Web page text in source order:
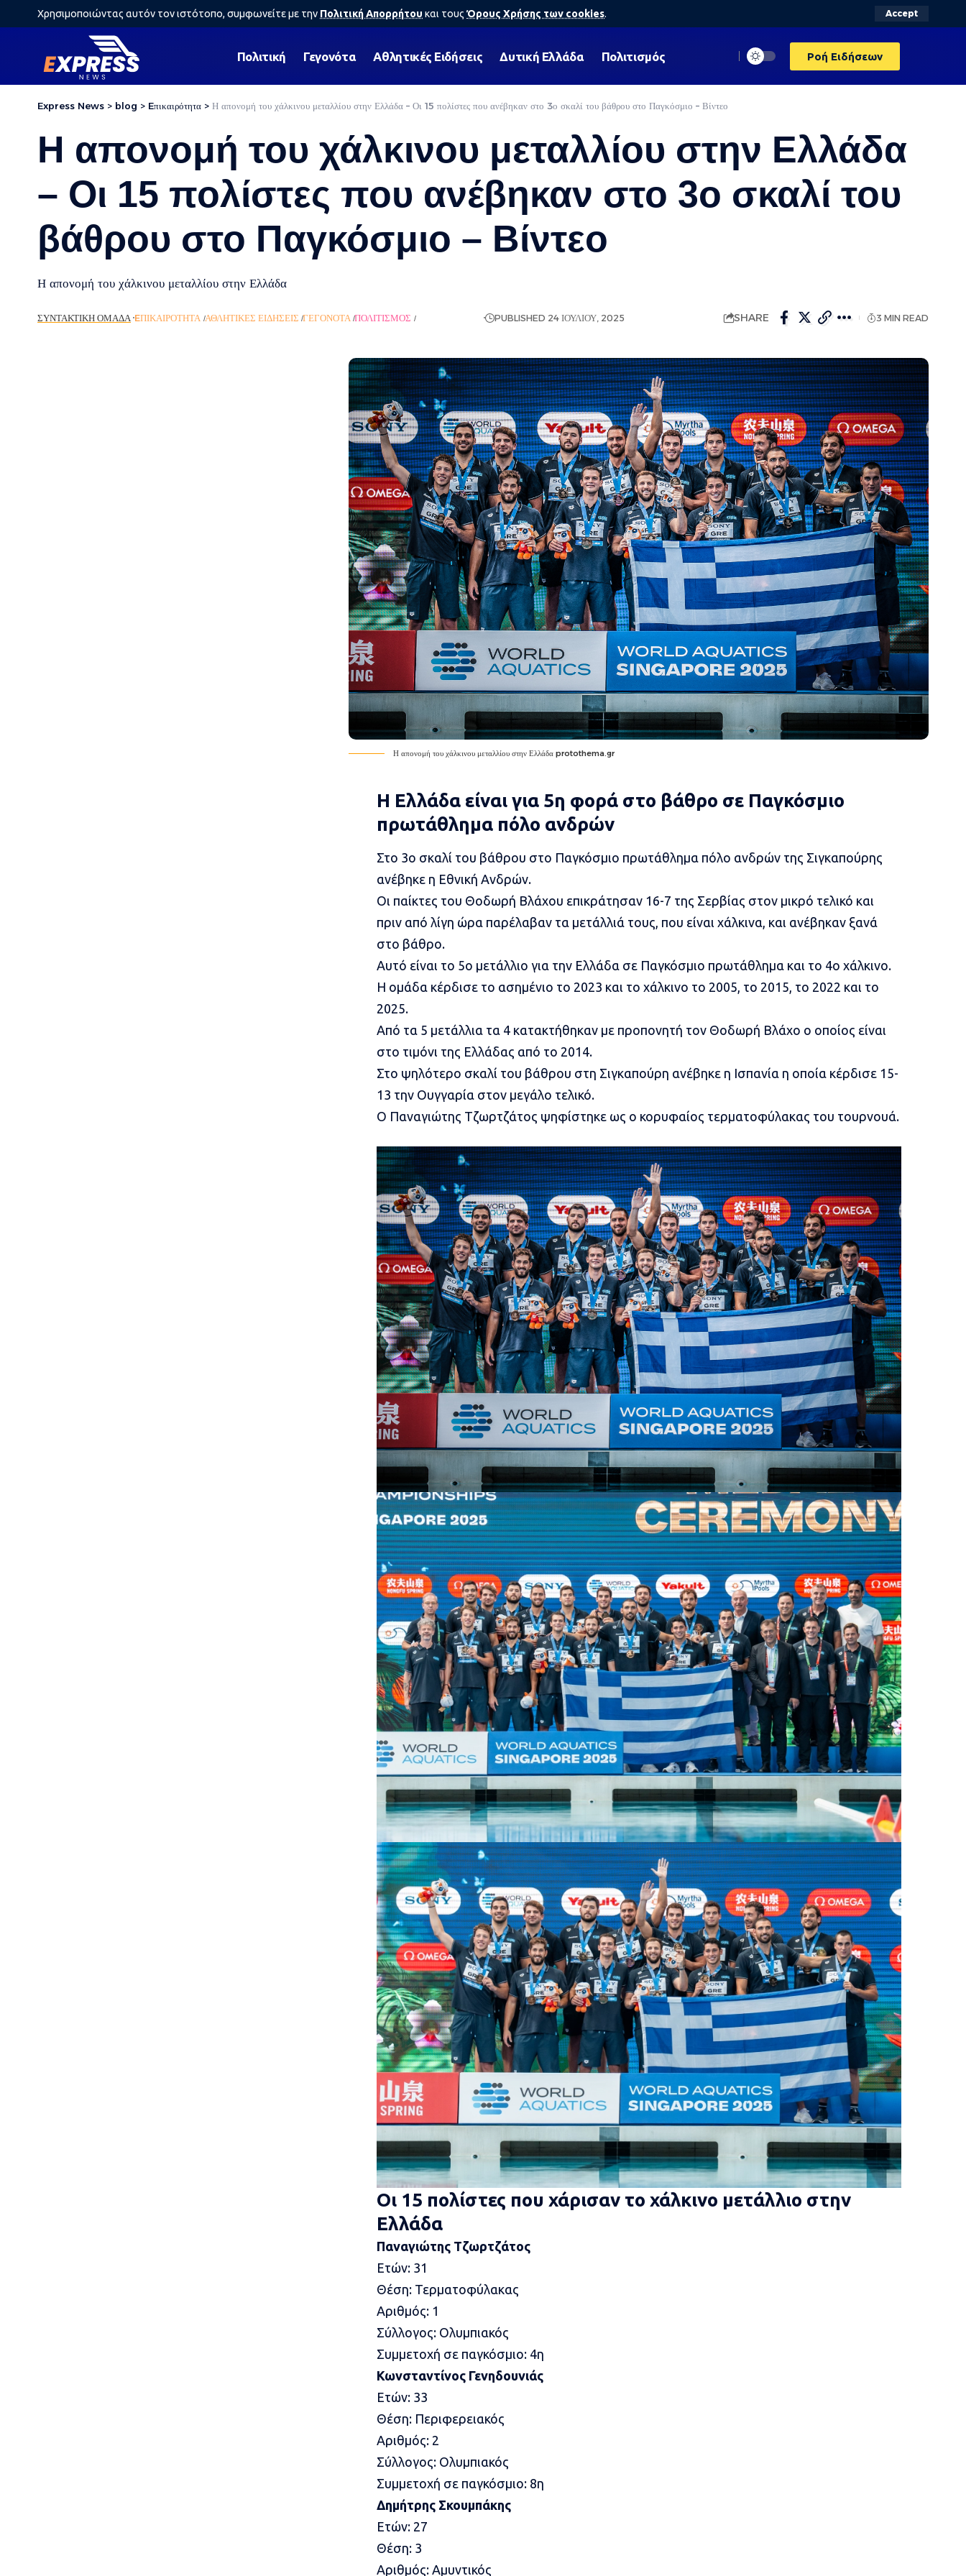
Χρησιμοποιώντας αυτόν τον ιστότοπο, συμφωνείτε με την Πολιτική Απορρήτου και τους Όρους Χρήσης των cookies. Accept
Πολιτική Γεγονότα Αθλητικές Ειδήσεις Δυτική Ελλάδα Πολιτισμός Ροή Ειδήσεων
Express News > blog > Eπικαιρότητα > Η απονομή του χάλκινου μεταλλίου στην Ελλάδα – Οι 15 πολίστες που ανέβηκαν στο 3ο σκαλί του βάθρου στο Παγκόσμιο – Βίντεο
Η απονομή του χάλκινου μεταλλίου στην Ελλάδα
– Οι 15 πολίστες που ανέβηκαν στο 3ο σκαλί του
βάθρου στο Παγκόσμιο – Βίντεο
Η απονομή του χάλκινου μεταλλίου στην Ελλάδα
ΣΥΝΤΑΚΤΙΚΉ ΟΜΆΔΑ EΠΙΚΑΙΡΌΤΗΤΑ ΑΘΛΗΤΙΚΈΣ ΕΙΔΉΣΕΙΣ ΓΕΓΟΝΌΤΑ ΠΟΛΙΤΙΣΜΌΣ ΡΟΉ ΕΙΔΉΣΕΩΝ PUBLISHED 24 ΙΟΥΛΊΟΥ, 2025 SHARE 3 MIN READ
Η απονομή του χάλκινου μεταλλίου στην Ελλάδα protothema.gr
H Ελλάδα είναι για 5η φορά στο βάθρο σε Παγκόσμιο
πρωτάθλημα πόλο ανδρών
Στο 3ο σκαλί του βάθρου στο Παγκόσμιο πρωτάθλημα πόλο ανδρών της Σιγκαπούρης
ανέβηκε η Εθνική Ανδρών.
Οι παίκτες του Θοδωρή Βλάχου επικράτησαν 16-7 της Σερβίας στον μικρό τελικό και
πριν από λίγη ώρα παρέλαβαν τα μετάλλιά τους, που είναι χάλκινα, και ανέβηκαν ξανά
στο βάθρο.
Αυτό είναι το 5ο μετάλλιο για την Ελλάδα σε Παγκόσμιο πρωτάθλημα και το 4ο χάλκινο.
Η ομάδα κέρδισε το ασημένιο το 2023 και το χάλκινο το 2005, το 2015, το 2022 και το
2025.
Από τα 5 μετάλλια τα 4 κατακτήθηκαν με προπονητή τονΘοδωρή Βλάχο ο οποίος είναι
στο τιμόνι της Ελλάδας από το 2014.
Στο ψηλότερο σκαλί του βάθρου στη Σιγκαπούρη ανέβηκε η Ισπανία η οποία κέρδισε 15-
13 την Ουγγαρία στον μεγάλο τελικό.
O Παναγιώτης Τζωρτζάτος ψηφίστηκε ως ο κορυφαίος τερματοφύλακας του τουρνουά.
Οι 15 πολίστες που χάρισαν το χάλκινο μετάλλιο στην
Ελλάδα
Παναγιώτης Τζωρτζάτος
Ετών: 31
Θέση: Τερματοφύλακας
Αριθμός: 1
Σύλλογος: Ολυμπιακός
Συμμετοχή σε παγκόσμιο: 4η
Κωνσταντίνος Γενηδουνιάς
Ετών: 33
Θέση: Περιφερειακός
Αριθμός: 2
Σύλλογος: Ολυμπιακός
Συμμετοχή σε παγκόσμιο: 8η
Δημήτρης Σκουμπάκης
Ετών: 27
Θέση: 3
Αριθμός: Αμυντικός